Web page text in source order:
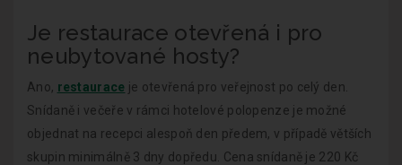
Je restaurace otevřená i pro
neubytované hosty?
Ano, restaurace je otevřená pro veřejnost po celý den.
Snídaně i večeře v rámci hotelové polopenze je možné
objednat na recepci alespoň den předem, v případě větších
skupin minimálně 3 dny dopředu. Cena snídaně je 220 Kč